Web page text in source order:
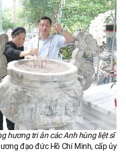
hương tri ân các Anh hùng liệt sĩ
đạo đức Hồ Chí Minh, cấp ủy